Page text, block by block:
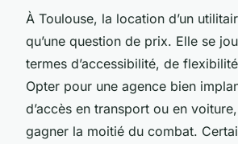
À Toulouse, la location d’un
qu’une question de prix. Elle se
termes d’accessibilité, de
Opter pour une agence bien
d’accès en transport ou en voiture,
gagner la moitié du combat.